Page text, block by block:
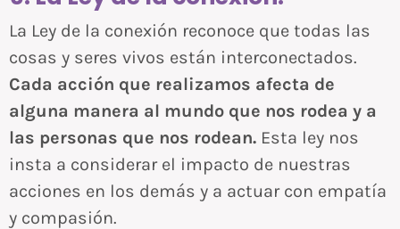
La Ley de la conexión reconoce que todas las
cosas y seres vivos están interconectados.
Cada acción que realizamos afecta de
alguna manera al mundo que nos rodea y a
las personas que nos rodean. Esta ley nos
insta a considerar el impacto de nuestras
acciones en los demás y a actuar con empatía
y compasión.